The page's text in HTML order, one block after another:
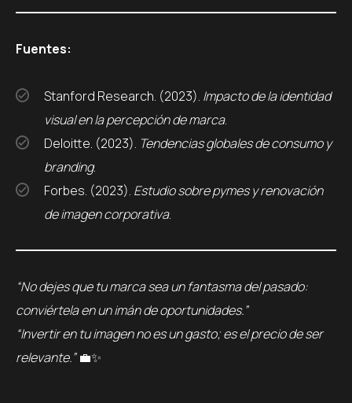
Fuentes:
Stanford Research. (2023). Impacto de la identidad
visual en la percepción de marca.
Deloitte. (2023). Tendencias globales de consumo y
branding.
Forbes. (2023). Estudio sobre pymes y renovación
de imagen corporativa.
“No dejes que tu marca sea un fantasma del pasado:
conviértela en un imán de oportunidades.”
“Invertir en tu imagen no es un gasto; es el precio de ser
relevante.”💼✨